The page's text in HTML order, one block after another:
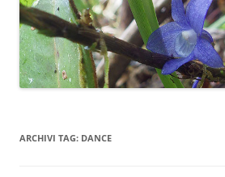
ARCHIVI TAG: DANCE